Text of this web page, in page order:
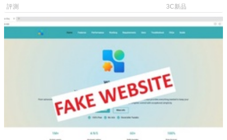
一次看懂兩台差異
評測
鎖定 AI 應用
3C新品